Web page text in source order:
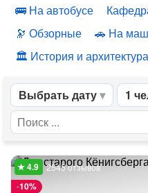
На автобусе
Обзорные
На
История и архитектура
Выбрать дату 1
-10%
2545 отзывов